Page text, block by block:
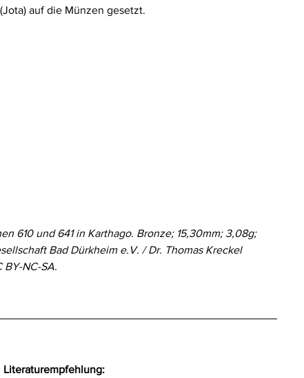
auf die Münzen gesetzt.
610 und 641 in Karthago. Bronze; 15,30mm; 3,08g;
Bad Dürkheim e.V. / Dr. Thomas Kreckel
BY-NC-SA.
Literaturempfehlung: